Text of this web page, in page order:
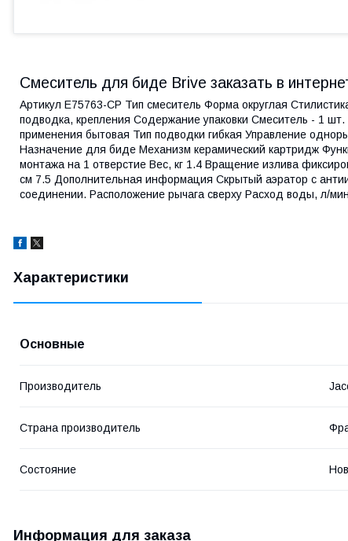
Смеситель для биде Brive заказать в
Артикул E75763-CP Тип смеситель Форма округлая
подводка, крепления Содержание упаковки Смеситель - 1
применения бытовая Тип подводки гибкая Управление
Назначение для биде Механизм керамический картридж
монтажа на 1 отверстие Вес, кг 1.4 Вращение излива
см 7.5 Дополнительная информация Скрытый аэратор с
соединении. Расположение рычага сверху Расход воды, л/
Характеристики
Основные
Производитель
Страна производитель
Состояние
Информация для заказа